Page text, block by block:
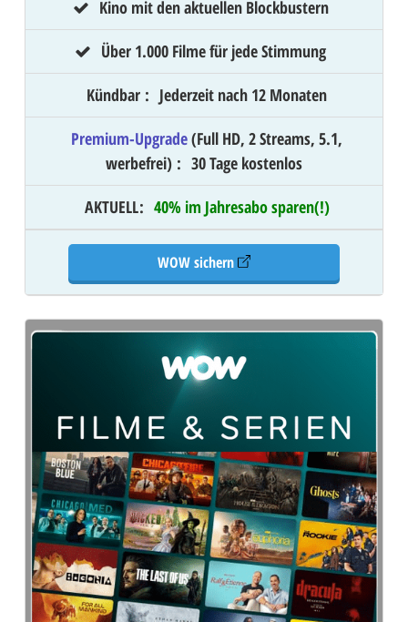
Kino mit den aktuellen Blockbustern
Über 1.000 Filme für jede Stimmung
Kündbar : Jederzeit nach 12 Monaten
Premium-Upgrade(Full HD, 2 Streams, 5.1,
werbefrei) : 30 Tage kostenlos
AKTUELL: 40% im Jahresabo sparen(!)
WOW sichern